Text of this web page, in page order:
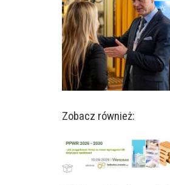
Zobacz również: